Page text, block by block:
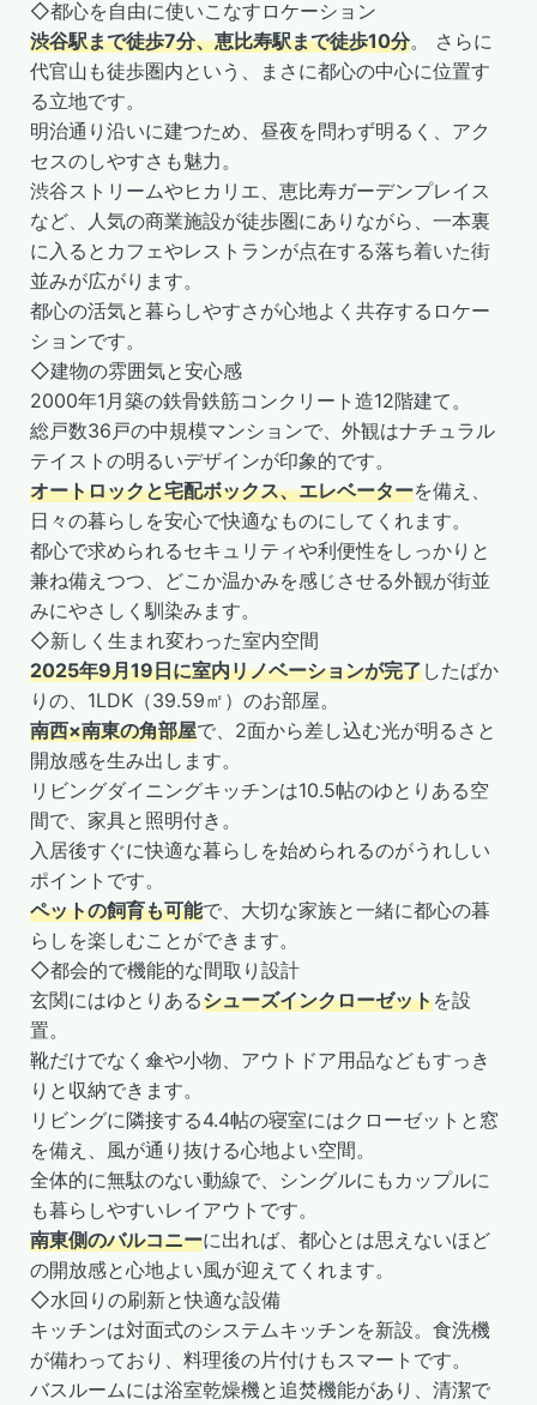
◇都心を自由に使いこなすロケーション
渋谷駅まで徒歩7分、恵比寿駅まで徒歩10分。 さらに
代官山も徒歩圏内という、まさに都心の中心に位置す
る立地です。
明治通り沿いに建つため、昼夜を問わず明るく、アク
セスのしやすさも魅力。
渋谷ストリームやヒカリエ、恵比寿ガーデンプレイス
など、人気の商業施設が徒歩圏にありながら、一本裏
に入るとカフェやレストランが点在する落ち着いた街
並みが広がります。
都心の活気と暮らしやすさが心地よく共存するロケー
ションです。
◇建物の雰囲気と安心感
2000年1月築の鉄骨鉄筋コンクリート造12階建て。
総戸数36戸の中規模マンションで、外観はナチュラル
テイストの明るいデザインが印象的です。
オートロックと宅配ボックス、エレベーターを備え、
日々の暮らしを安心で快適なものにしてくれます。
都心で求められるセキュリティや利便性をしっかりと
兼ね備えつつ、どこか温かみを感じさせる外観が街並
みにやさしく馴染みます。
◇新しく生まれ変わった室内空間
2025年9月19日に室内リノベーションが完了したばか
りの、1LDK（39.59㎡）のお部屋。
南西×南東の角部屋で、2面から差し込む光が明るさと
開放感を生み出します。
リビングダイニングキッチンは10.5帖のゆとりある空
間で、家具と照明付き。
入居後すぐに快適な暮らしを始められるのがうれしい
ポイントです。
ペットの飼育も可能で、大切な家族と一緒に都心の暮
らしを楽しむことができます。
◇都会的で機能的な間取り設計
玄関にはゆとりあるシューズインクローゼットを設
置。
靴だけでなく傘や小物、アウトドア用品などもすっき
りと収納できます。
リビングに隣接する4.4帖の寝室にはクローゼットと窓
を備え、風が通り抜ける心地よい空間。
全体的に無駄のない動線で、シングルにもカップルに
も暮らしやすいレイアウトです。
南東側のバルコニーに出れば、都心とは思えないほど
の開放感と心地よい風が迎えてくれます。
◇水回りの刷新と快適な設備
キッチンは対面式のシステムキッチンを新設。食洗機
が備わっており、料理後の片付けもスマートです。
バスルームには浴室乾燥機と追焚機能があり、清潔で